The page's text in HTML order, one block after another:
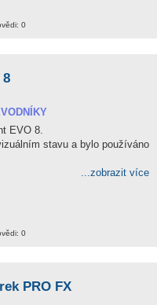
0
8
EVO 8.
stavu a bylo používáno
...zobrazit více
0
PRO FX